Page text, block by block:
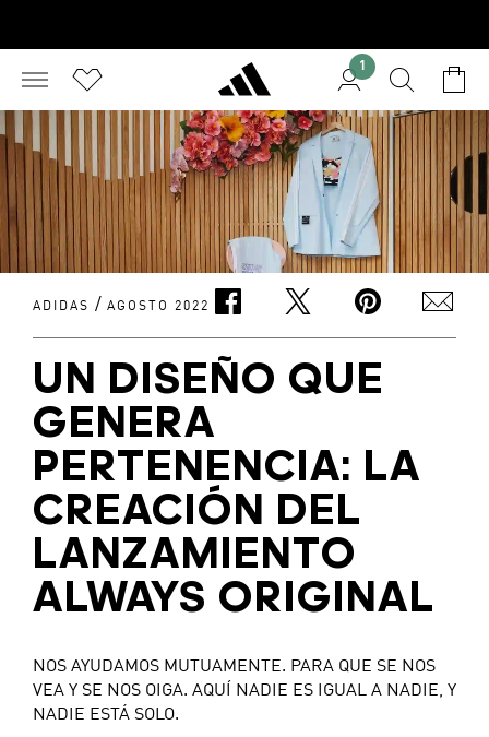
1
ADIDAS / AGOSTO 2022
UN DISEÑO QUE
GENERA
PERTENENCIA: LA
CREACIÓN DEL
LANZAMIENTO
ALWAYS ORIGINAL
NOS AYUDAMOS MUTUAMENTE. PARA QUE SE NOS
VEA Y SE NOS OIGA. AQUÍ NADIE ES IGUAL A NADIE, Y
NADIE ESTÁ SOLO.